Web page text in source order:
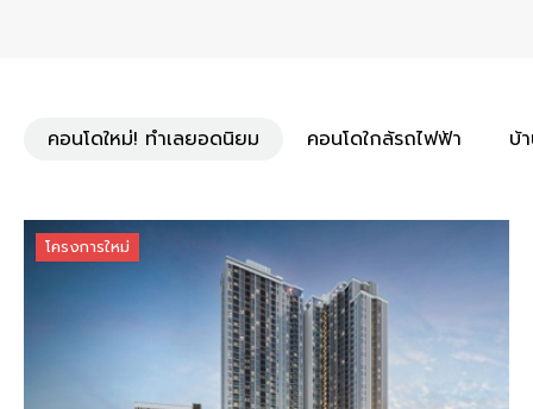
คอนโดใหม่! ทำเลยอดนิยม คอนโดใกล้รถไฟฟ้า บ้
โครงการใหม่